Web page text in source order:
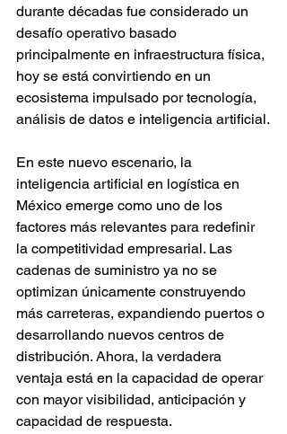
durante décadas fue considerado un
desafío operativo basado
principalmente en infraestructura física,
hoy se está convirtiendo en un
ecosistema impulsado por tecnología,
análisis de datos e inteligencia artificial.
En este nuevo escenario, la
inteligencia artificial en logística en
México emerge como uno de los
factores más relevantes para redefinir
la competitividad empresarial. Las
cadenas de suministro ya no se
optimizan únicamente construyendo
más carreteras, expandiendo puertos o
desarrollando nuevos centros de
distribución. Ahora, la verdadera
ventaja está en la capacidad de operar
con mayor visibilidad, anticipación y
capacidad de respuesta.